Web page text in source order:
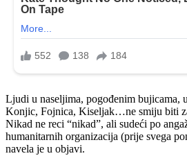
Ljudi u naseljima, pogođenim bujicama,
Konjic, Fojnica, Kiseljak…ne smiju biti
Nikad ne reci “nikad”, ali sudeći po
humanitarnih organizacija (prije svega
navela je u objavi.